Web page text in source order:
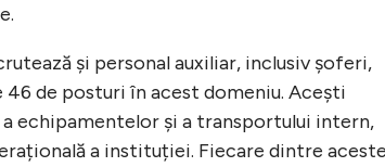
și personal auxiliar, inclusiv șoferi,
de posturi în acest domeniu. Acești
echipamentelor și a transportului intern,
a instituției. Fiecare dintre aceste